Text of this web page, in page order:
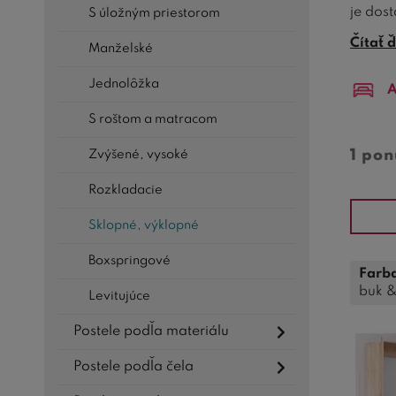
je
Čítať
S úložným priestorom
Manželské
Jednolôžka
S roštom a matracom
Zvýšené, vysoké
Rozkladacie
Sklopné, výklopné
Boxspringové
Levitujúce
Postele podľa materiálu
Postele podľa čela
1
buk